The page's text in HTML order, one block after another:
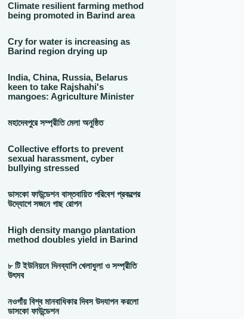
Climate resilient farming method
being promoted in Barind area
Cry for water is increasing as
Barind region drying up
India, China, Russia, Belarus
keen to take Rajshahi's
mangoes: Agriculture Minister
মহাদেবপুরে সম্প্রীতি মেলা অনুষ্ঠিত
Collective efforts to prevent
sexual harassment, cyber
bullying stressed
ডাসকো ফাউন্ডেশন বাস্তবায়িত পরিবেশ প্রকল্পের
উদ্যোগে সজনে গাছ রোপন
High density mango plantation
method doubles yield in Barind
৮ টি ইউনিয়নে দিনব্যাপি খেলাধুলা ও সম্প্রীতি
উৎসব
নওগাঁয় বিশ্ব মানবাধিকার দিবস উদযাপন করলো
ডাসকো ফাউন্ডেশন